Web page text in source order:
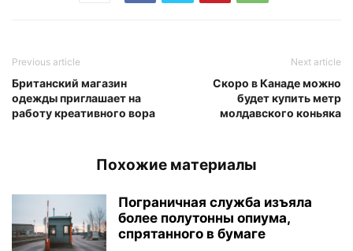
Previous article
Британский магазин
одежды приглашает на
работу креативного вора
Next article
Скоро в Канаде можно
будет купить метр
молдавского коньяка
Похожие материалы
Пограничная служба изъяла
более полутонны опиума,
спрятанного в бумаге